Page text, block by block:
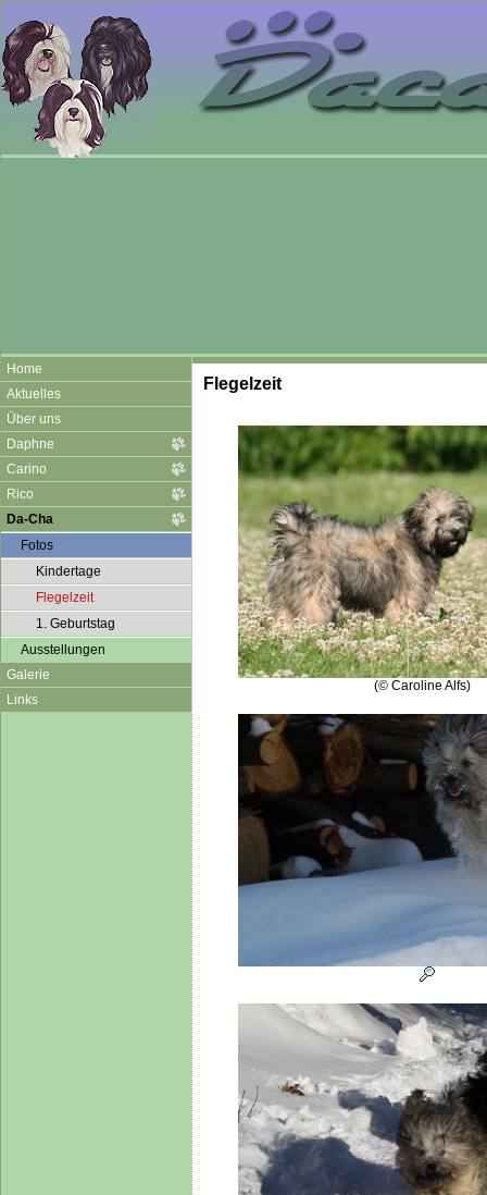
Home
Aktuelles
Über uns
Daphne
Carino
Rico
Da-Cha
Fotos
Kindertage
Flegelzeit
1. Geburtstag
Ausstellungen
Galerie
Links
Flegelzeit
(© Caroline Alfs)